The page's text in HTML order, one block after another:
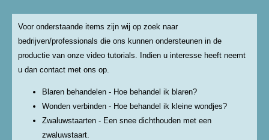
Voor onderstaande items zijn wij op zoek naar
bedrijven/professionals die ons kunnen ondersteunen in de
productie van onze video tutorials. Indien u interesse heeft neemt
u dan contact met ons op.
Blaren behandelen - Hoe behandel ik blaren?
Wonden verbinden - Hoe behandel ik kleine wondjes?
Zwaluwstaarten - Een snee dichthouden met een
zwaluwstaart.